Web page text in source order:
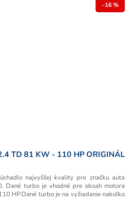
–16 %
TD 81 KW - 110 HP ORIGINÁL
najvyššej kvality pre značku auta
Dané turbo je vhodné pre obsah motora
HP.Dané turbo je na vyžiadanie nakoľko